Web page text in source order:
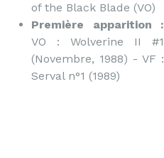
of the Black Blade (VO)
Première apparition :
VO : Wolverine II #1
(Novembre, 1988) - VF :
Serval n°1 (1989)